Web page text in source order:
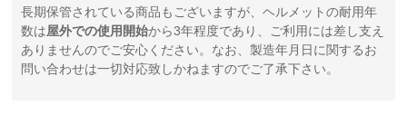
長期保管されている商品もございますが、ヘルメットの耐用年
数は屋外での使用開始から3年程度であり、ご利用には差し支え
ありませんのでご安心ください。なお、製造年月日に関するお
問い合わせは一切対応致しかねますのでご了承下さい。